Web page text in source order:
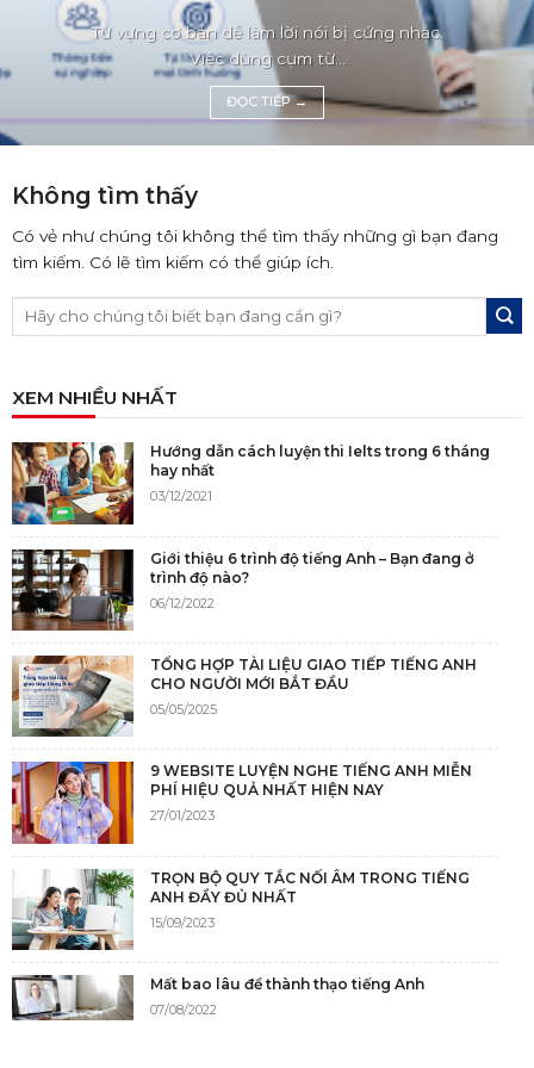
Từ vựng cơ bản dễ làm lời nói bị cứng nhắc.
Việc dùng cụm từ...
ĐỌC TIẾP→
Không tìm thấy
Có vẻ như chúng tôi không thể tìm thấy những gì bạn đang
tìm kiếm. Có lẽ tìm kiếm có thể giúp ích.
XEM NHIỀU NHẤT
Hướng dẫn cách luyện thi Ielts trong 6 tháng
hay nhất
03/12/2021
Giới thiệu 6 trình độ tiếng Anh – Bạn đang ở
trình độ nào?
06/12/2022
TỔNG HỢP TÀI LIỆU GIAO TIẾP TIẾNG ANH
CHO NGƯỜI MỚI BẮT ĐẦU
05/05/2025
9 WEBSITE LUYỆN NGHE TIẾNG ANH MIỄN
PHÍ HIỆU QUẢ NHẤT HIỆN NAY
27/01/2023
TRỌN BỘ QUY TẮC NỐI ÂM TRONG TIẾNG
ANH ĐẦY ĐỦ NHẤT
15/09/2023
Mất bao lâu để thành thạo tiếng Anh
07/08/2022